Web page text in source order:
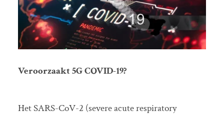
Veroorzaakt 5G COVID-19?
Het SARS-CoV-2 (severe acute respiratory